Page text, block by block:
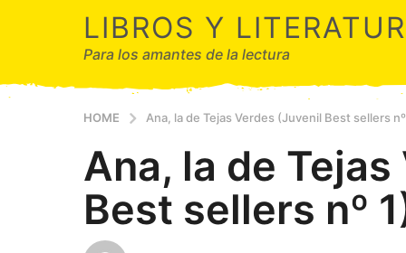
LIBROS Y
Para los amantes de la lectura
HOME Ana, la de Tejas Verdes (Juvenil Best sellers nº
Ana, la de
Best sellers nº